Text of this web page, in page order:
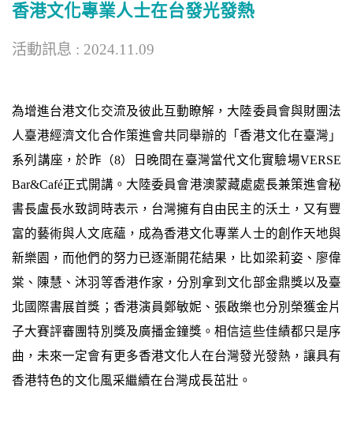
香港文化專業人士在台發光發熱
活動訊息 : 2024.11.09
為增進台港文化交流及彼此互動瞭解，大陸委員會與財團法
人臺港經濟文化合作策進會共同舉辦的「香港文化在臺灣」
系列講座，於昨（8）日晚間在臺灣當代文化實驗場VERSE
Bar&Café正式開講。大陸委員會港澳蒙藏處處長兼策進會秘
書長盧長水致詞時表示，台灣擁有自由民主的沃土，又有豐
富的藝術與人文底蘊，成為香港文化專業人士的創作天地與
新樂園，而他們的努力已逐漸開花結果，比如梁莉姿、廖偉
棠、陳慧、沐羽等香港作家，分別拿到文化部金鼎獎以及臺
北國際書展首獎；香港演員鄭敏妮、張啟樂也分別榮獲金片
子大賽評審團特別獎及廣播金鐘獎。相信這些佳績都只是序
曲，未來一定會有更多香港文化人在台灣發光發熱，讓具有
香港特色的文化風采繼續在台灣成長茁壯。